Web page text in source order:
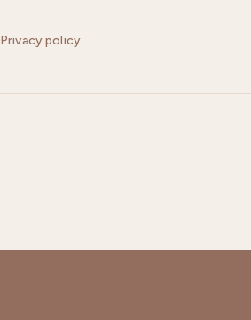
Privacy policy